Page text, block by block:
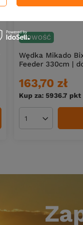
NOWOŚĆ
Wędka Mikado
Feeder 330cm |
163,70 zł
Kup za: 5936.7 pkt
Ilość produktów